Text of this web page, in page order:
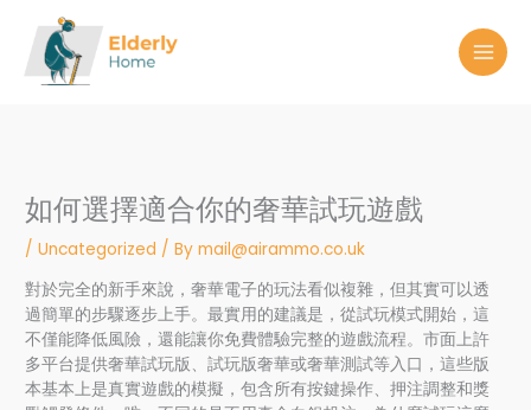
content
如何選擇適合你的奢華試玩遊戲
/Uncategorized / Bymail@airammo.co.uk
對於完全的新手來說，奢華電子的玩法看似複雜，但其實可以透
過簡單的步驟逐步上手。最實用的建議是，從試玩模式開始，這
不僅能降低風險，還能讓你免費體驗完整的遊戲流程。市面上許
多平台提供奢華試玩版、試玩版奢華或奢華測試等入口，這些版
本基本上是真實遊戲的模擬，包含所有按鍵操作、押注調整和獎